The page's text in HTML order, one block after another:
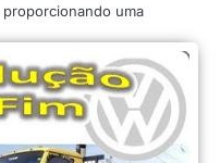
uma